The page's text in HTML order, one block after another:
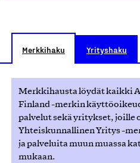
Merkkihaku Yrityshaku
Merkkihausta löydät kaikki
Finland -merkin
palvelut sekä yritykset, joille
Yhteiskunnallinen Yritys -
ja palveluita muun muassa
mukaan.